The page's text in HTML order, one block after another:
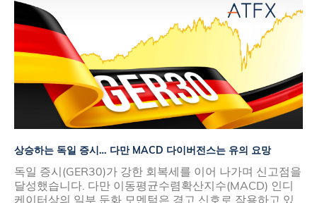
상승하는 독일 증시… 다만 MACD 다이버전스는 유의 요망
독일 증시(GER30)가 강한 회복세를 이어 나가며 신고점을
달성했습니다. 다만 이동평균수렴확산지수(MACD) 인디
케이터상의 일부 둔화 모멘텀은 경고 신호로 작용하고 있